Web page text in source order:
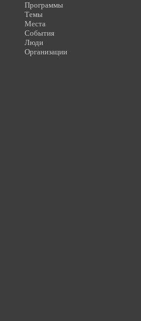
Программы
Темы
Места
События
Люди
Организации